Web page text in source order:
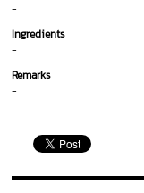
-
Ingredients
-
Remarks
-